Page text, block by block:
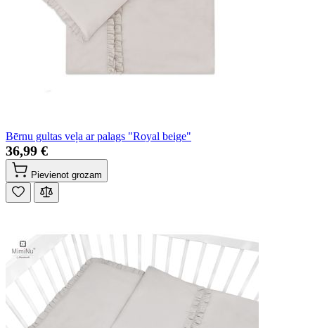
Bērnu gultas veļa ar palags "Royal beige"
36,99 €
Pievienot grozam